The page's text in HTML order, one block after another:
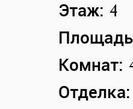
Этаж: 4
Комнат:
Отделка: